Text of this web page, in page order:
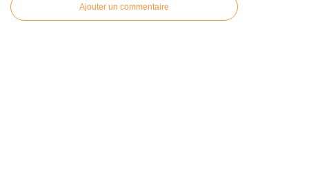
Ajouter un commentaire